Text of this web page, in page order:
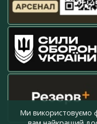
Ми використовуємо